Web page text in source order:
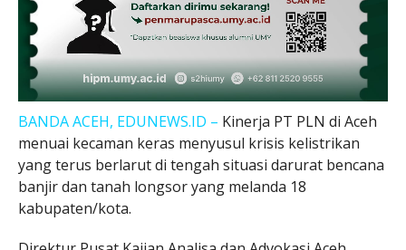
BANDA ACEH, EDUNEWS.ID – Kinerja PT PLN di Aceh
menuai kecaman keras menyusul krisis kelistrikan
yang terus berlarut di tengah situasi darurat bencana
banjir dan tanah longsor yang melanda 18
kabupaten/kota.